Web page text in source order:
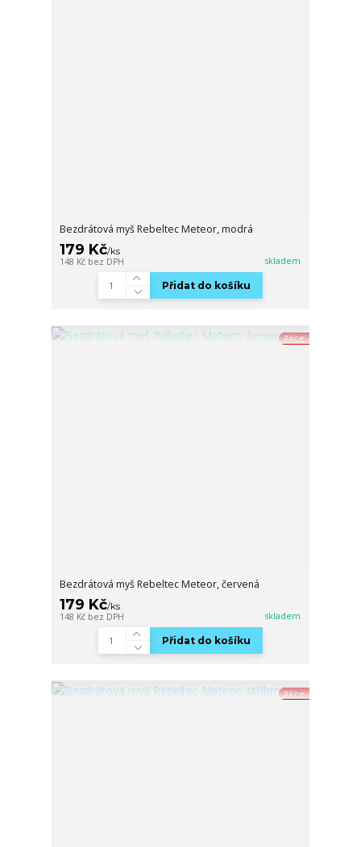
Bezdrátová myš Rebeltec Meteor, modrá
179 Kč/ks
148 Kč bez DPH skladem
Přidat do košíku
Akce
Bezdrátová myš Rebeltec Meteor, červená
179 Kč/ks
148 Kč bez DPH skladem
Přidat do košíku
Akce